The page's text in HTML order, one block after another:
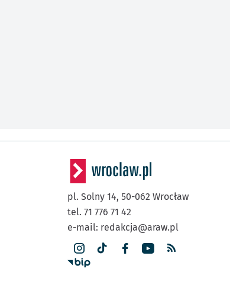
pl. Solny 14, 50-062 Wrocław
tel. 71 776 71 42
e-mail: redakcja@araw.pl